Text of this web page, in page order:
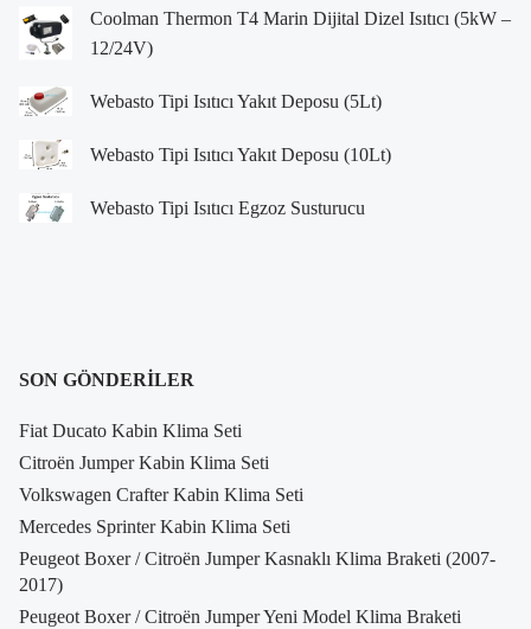
Coolman Thermon T4 Marin Dijital Dizel Isıtıcı (5kW –
12/24V)
Webasto Tipi Isıtıcı Yakıt Deposu (5Lt)
Webasto Tipi Isıtıcı Yakıt Deposu (10Lt)
Webasto Tipi Isıtıcı Egzoz Susturucu
SON GÖNDERILER
Fiat Ducato Kabin Klima Seti
Citroën Jumper Kabin Klima Seti
Volkswagen Crafter Kabin Klima Seti
Mercedes Sprinter Kabin Klima Seti
Peugeot Boxer / Citroën Jumper Kasnaklı Klima Braketi (2007-
2017)
Peugeot Boxer / Citroën Jumper Yeni Model Klima Braketi